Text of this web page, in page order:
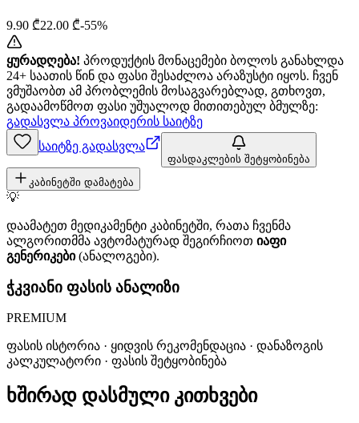
9.90 ₾22.00 ₾-55%
ყურადღება! პროდუქტის მონაცემები ბოლოს განახლდა
24+ საათის წინ და ფასი შესაძლოა არაზუსტი იყოს. ჩვენ
ვმუშაობთ ამ პრობლემის მოსაგვარებლად, გთხოვთ,
გადაამოწმოთ ფასი უშუალოდ მითითებულ ბმულზე:
გადასვლა პროვაიდერის საიტზე
საიტზე გადასვლა
ფასდაკლების შეტყობინება
კაბინეტში დამატება
💡
დაამატეთ მედიკამენტი კაბინეტში, რათა ჩვენმა
ალგორითმმა ავტომატურად შეგირჩიოთ იაფი
გენერიკები(ანალოგები).
ჭკვიანი ფასის ანალიზი
PREMIUM
ფასის ისტორია · ყიდვის რეკომენდაცია · დანაზოგის
კალკულატორი · ფასის შეტყობინება
ხშირად დასმული კითხვები